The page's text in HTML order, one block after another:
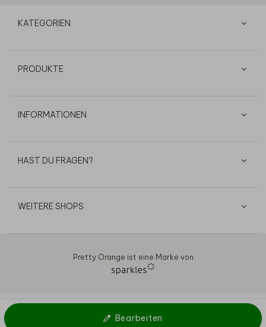
Bearbeiten
KATEGORIEN
PRODUKTE
INFORMATIONEN
HAST DU FRAGEN?
WEITERE SHOPS
Pretty Orange ist eine Marke von
AGB Datenschutz Cookies Impressum © 2026